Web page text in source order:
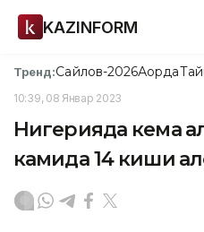
KAZINFORM
Тренд:Сайлов-2026Ақорда
10:39, 08 Январ 2023
Нигерияда кема
камида 14 киши